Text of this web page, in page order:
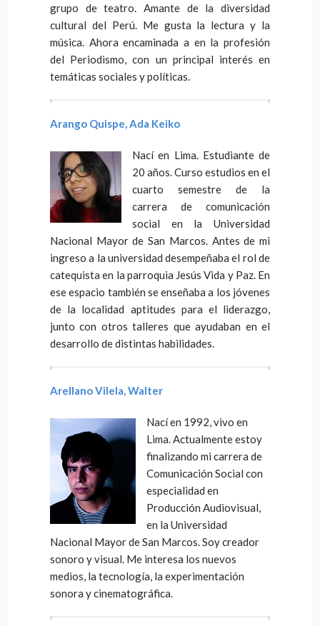
grupo de teatro. Amante de la diversidad
cultural del Perú. Me gusta la lectura y la
música. Ahora encaminada a en la profesión
del Periodismo, con un principal interés en
temáticas sociales y políticas.
Arango Quispe, Ada Keiko
Nací en Lima. Estudiante de
20 años. Curso estudios en el
cuarto semestre de la
carrera de comunicación
social en la Universidad
Nacional Mayor de San Marcos. Antes de mi
ingreso a la universidad desempeñaba el rol de
catequista en la parroquia Jesús Vida y Paz. En
ese espacio también se enseñaba a los jóvenes
de la localidad aptitudes para el liderazgo,
junto con otros talleres que ayudaban en el
desarrollo de distintas habilidades.
Arellano Vilela, Walter
Nací en 1992, vivo en
Lima. Actualmente estoy
finalizando mi carrera de
Comunicación Social con
especialidad en
Producción Audiovisual,
en la Universidad
Nacional Mayor de San Marcos. Soy creador
sonoro y visual. Me interesa los nuevos
medios, la tecnología, la experimentación
sonora y cinematográfica.